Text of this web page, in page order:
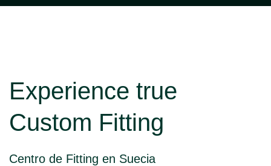
Experience true
Custom Fitting
Centro de Fitting en Suecia